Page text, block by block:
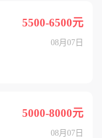
5500-6500元
08月07日
5000-8000元
08月07日